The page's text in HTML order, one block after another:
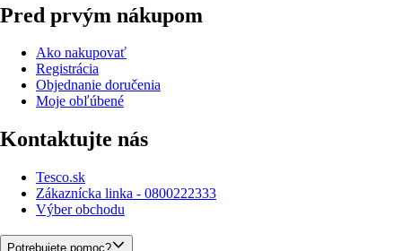
Pred prvým nákupom
Ako nakupovať
Registrácia
Objednanie doručenia
Moje obľúbené
Kontaktujte nás
Tesco.sk
Zákaznícka linka - 0800222333
Výber obchodu
Potrebujete pomoc?